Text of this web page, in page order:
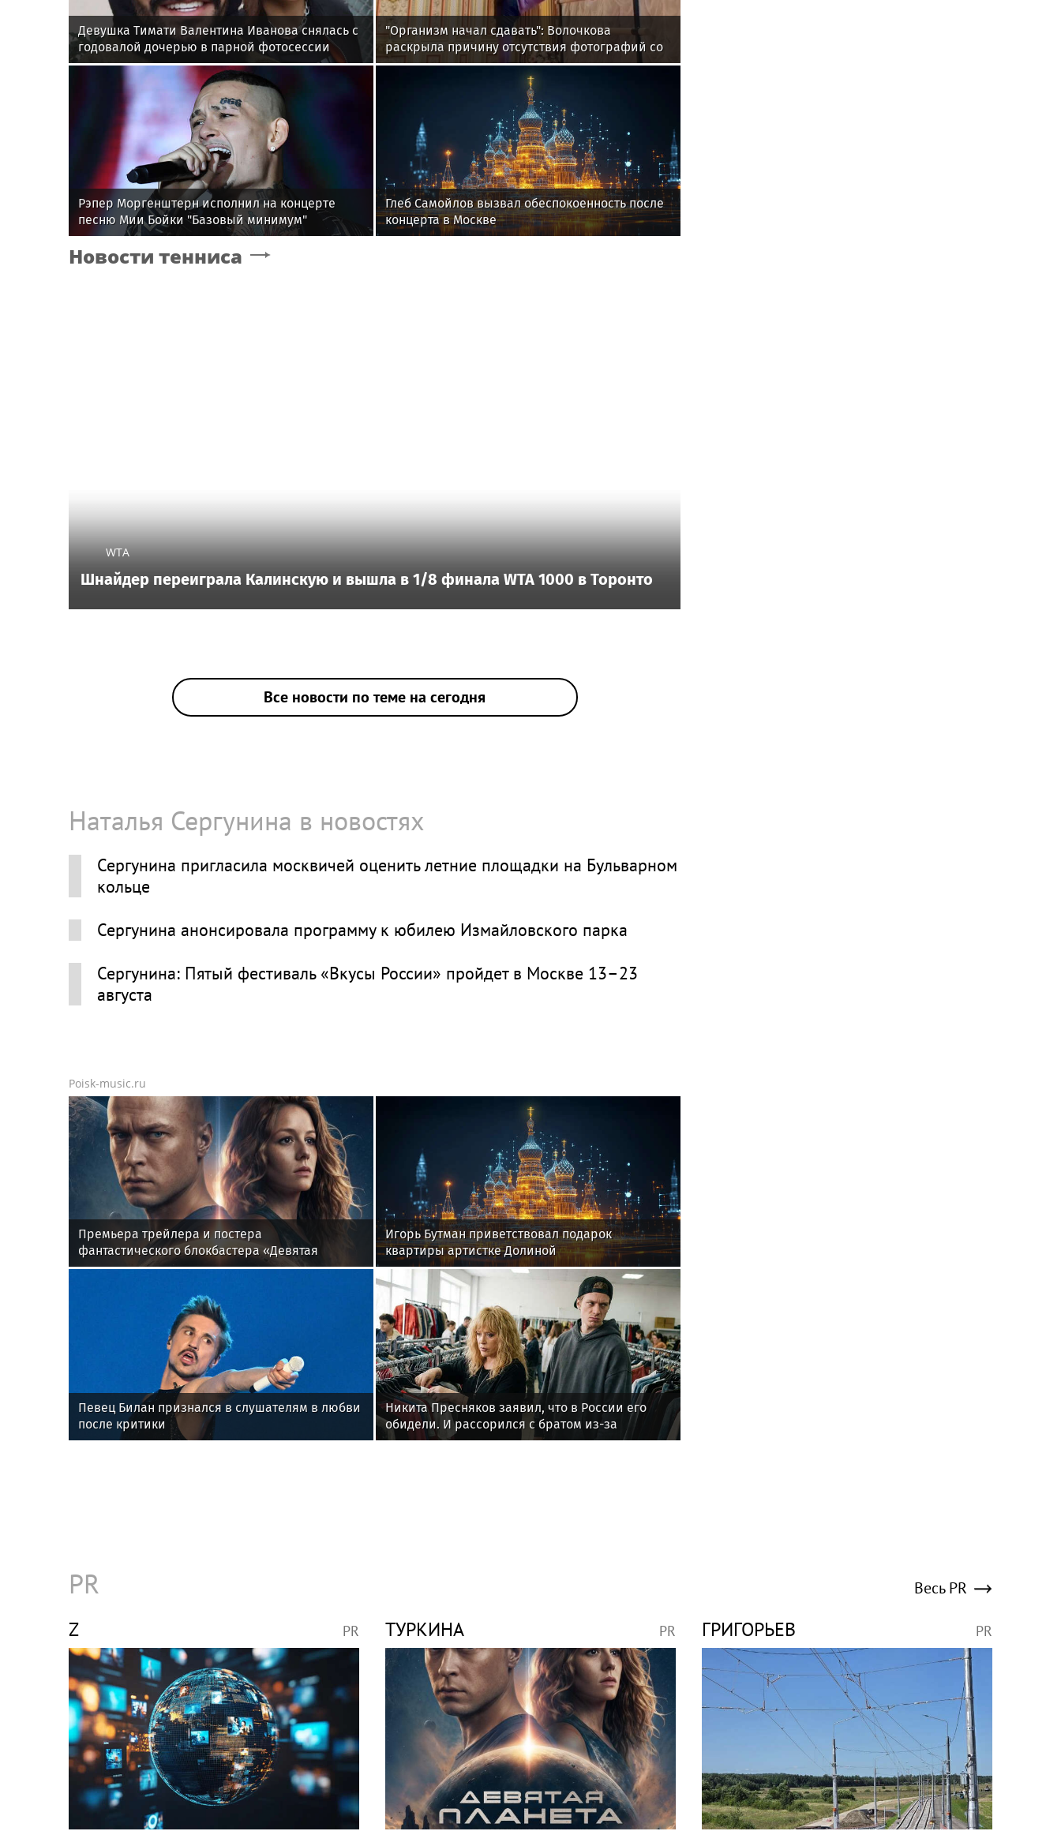
Девушка Тимати Валентина Иванова снялась с
годовалой дочерью в парной фотосессии
"Организм начал сдавать": Волочкова
раскрыла причину отсутствия фотографий со
шпагатами
Рэпер Моргенштерн исполнил на концерте
песню Мии Бойки "Базовый минимум"
Глеб Самойлов вызвал обеспокоенность после
концерта в Москве
Новости тенниса
WTA
Шнайдер переиграла Калинскую и вышла в 1/8 финала WTA 1000 в Торонто
Все новости по теме на сегодня
Наталья Сергунина в новостях
Сергунина пригласила москвичей оценить летние площадки на Бульварном
кольце
Сергунина анонсировала программу к юбилею Измайловского парка
Сергунина: Пятый фестиваль «Вкусы России» пройдет в Москве 13–23
августа
Poisk-music.ru
Премьера трейлера и постера
фантастического блокбастера «Девятая
планета»
Игорь Бутман приветствовал подарок
квартиры артистке Долиной
Певец Билан признался в слушателям в любви
после критики
Никита Пресняков заявил, что в России его
обидели. И рассорился с братом из-за
политики
PR Весь PR
Z PR ТУРКИНА PR ГРИГОРЬЕВ PR